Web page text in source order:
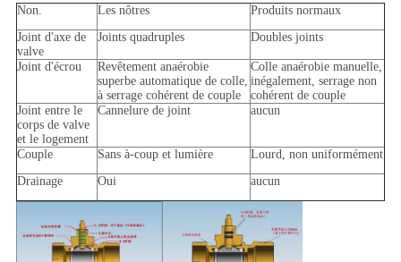
Non.
Les nôtres
Produits normaux
Joint d'axe de
valve
Joints quadruples Doubles joints
Joint d'écrou
Revêtement anaérobie
superbe automatique de colle,
à serrage cohérent de couple
Colle anaérobie manuelle,
inégalement, serrage non
cohérent de couple
Joint entre le
corps de valve
et le logement
Cannelure de joint aucun
Couple Sans à-coup et lumière
Lourd, non uniformément
Drainage
Oui aucun